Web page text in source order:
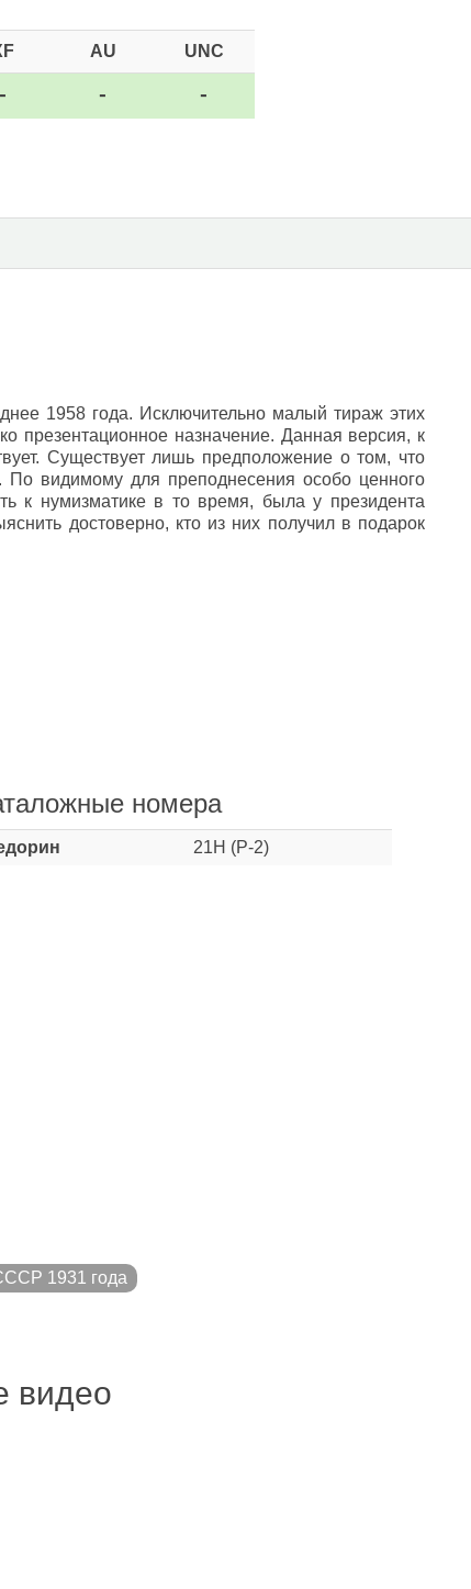
AU UNC
- - -
1958 года. Исключительно малый тираж этих
презентационное назначение. Данная версия, к
Существует лишь предположение о том, что
По видимому для преподнесения особо ценного
к нумизматике в то время, была у президента
достоверно, кто из них получил в подарок
номера
21Н (Р-2)
1931 года
видео